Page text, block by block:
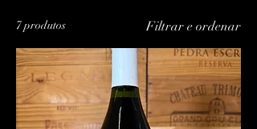
7 produtos Filtrar e ordenar